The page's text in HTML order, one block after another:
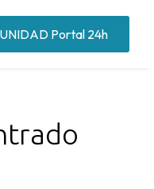
Portal 24h